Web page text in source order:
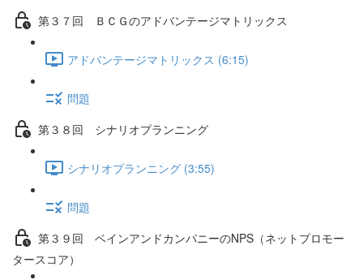
第３７回 ＢＣＧのアドバンテージマトリックス
アドバンテージマトリックス (6:15)
問題
第３８回 シナリオプランニング
シナリオプランニング (3:55)
問題
第３９回 ベインアンドカンパニーのNPS（ネットプロモー
タースコア）